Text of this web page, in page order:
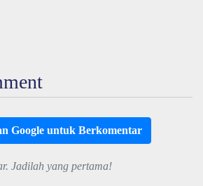
Google untuk Berkomentar
Jadilah yang pertama!